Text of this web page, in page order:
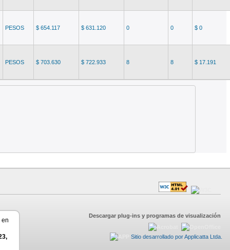
PESOS $ 654.117 $ 631.120 0 0 $ 0
PESOS $ 703.630 $ 722.933 8 8 $ 17.191
en
Descargar plug-ins y programas de visualización
Sitio desarrollado por Applicatta Ltda.